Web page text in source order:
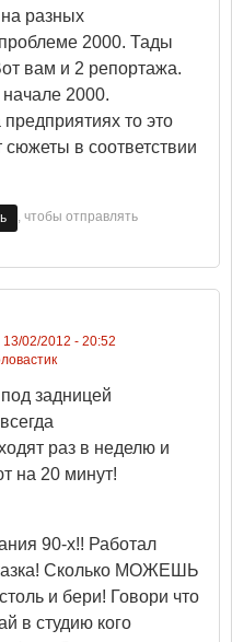
разных
2000. Тады
вам и 2 репортажа.
2000.
то это
в соответствии
, чтобы отправлять
13/02/2012 - 20:52
задницей
раз в неделю и
на 20 минут!
90-х!! Работал
Сколько МОЖЕШЬ
и бери! Говори что
в студию кого